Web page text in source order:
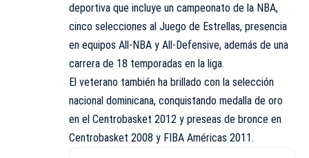
deportiva que incluye un campeonato de la NBA,
cinco selecciones al Juego de Estrellas, presencia
en equipos All-NBA y All-Defensive, además de una
carrera de 18 temporadas en la liga.
El veterano también ha brillado con la selección
nacional dominicana, conquistando medalla de oro
en el Centrobasket 2012 y preseas de bronce en
Centrobasket 2008 y FIBA Américas 2011.